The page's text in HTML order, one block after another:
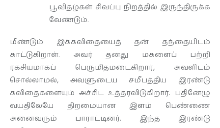
பூவிதழ்கள் சிவப்பு நிறத்தில் இருந்திருக்க
வேண்டும்.
மீண்டும் இக்கவிதையைத் தன் தந்தையிடம்
காட்டுகிறாள். அவர் தனது மகளைப் பற்றி
ரகசியமாகப் பெருமிதமடைகிறார், அவளிடம்
சொல்லாமல், அவளுடைய சமீபத்திய இரண்டு
கவிதைகளையும் அச்சிட உத்தரவிடுகிறார். பதினேழு
வயதிலேயே திறமையான இளம் பெண்ணை
அனைவரும் பாராட்டினர். இந்த இரண்டு